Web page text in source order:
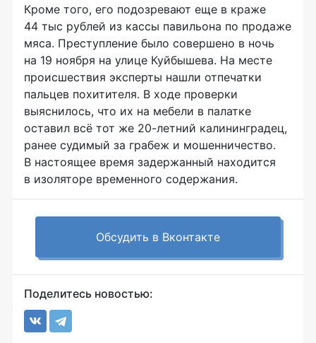
Кроме того, его подозревают еще в краже
44 тыс рублей из кассы павильона по продаже
мяса. Преступление было совершено в ночь
на 19 ноября на улице Куйбышева. На месте
происшествия эксперты нашли отпечатки
пальцев похитителя. В ходе проверки
выяснилось, что их на мебели в палатке
оставил всё тот же 20-летний калининградец,
ранее судимый за грабеж и мошенничество.
В настоящее время задержанный находится
в изоляторе временного содержания.
Обсудить в Вконтакте
Поделитесь новостью: